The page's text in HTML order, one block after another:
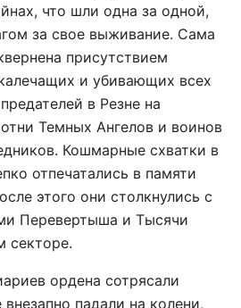
что шли одна за одной,
за свое выживание. Сама
присутствием
и убивающих всех
в Резне на
Темных Ангелов и воинов
Кошмарные схватки в
отпечатались в памяти
этого они столкнулись с
Перевертыша и Тысячи
секторе.
ордена сотрясали
падали на колени,